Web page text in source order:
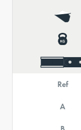
Ref
A